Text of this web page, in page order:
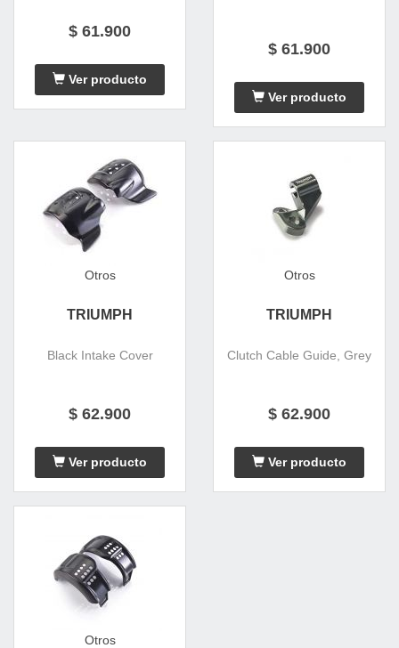
$ 61.900
Ver producto
$ 61.900
Ver producto
Otros
TRIUMPH
Black Intake Cover
$ 62.900
Ver producto
Otros
TRIUMPH
Clutch Cable Guide, Grey
$ 62.900
Ver producto
Otros